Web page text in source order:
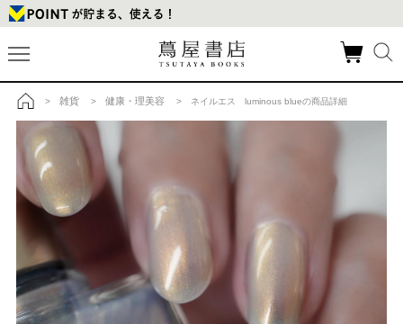
トップ
> 雑貨 > 健康・理美容 > ネイルエス luminous blueの商品詳細